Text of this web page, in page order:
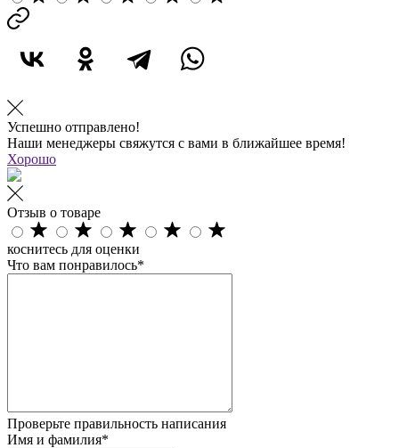
Успешно отправлено!
Наши менеджеры свяжутся с вами в ближайшее время!
Хорошо
Отзыв о товаре
коснитесь для оценки
Что вам понравилось*
Проверьте правильность написания
Имя и фамилия*